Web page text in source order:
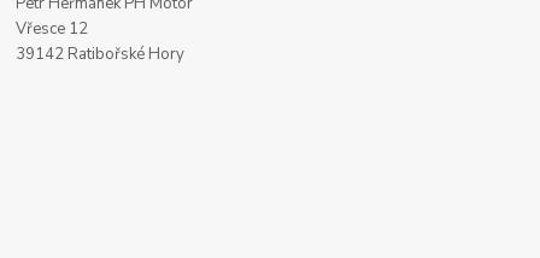
Vřesce 12
39142 Ratibořské Hory